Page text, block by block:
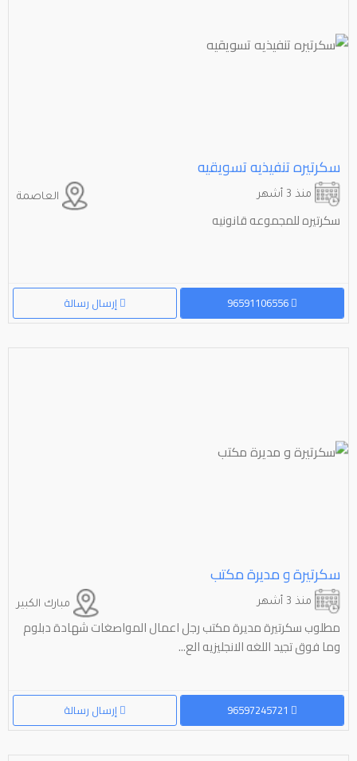
سكرتيره تنفيذيه تسويقيه
العاصمة منذ 3 أشهر
سكرتيره للمجموعه قانونيه
إرسال رسالة
سكرتيرة و مديرة مکتب
مبارك الكبير منذ 3 أشهر
مطلوب سكرتيرة مديرة مكتب رجل اعمال المواصغات شهادة دبلوم
وما فوق تجيد اللغه الانجليزيه الع...
إرسال رسالة